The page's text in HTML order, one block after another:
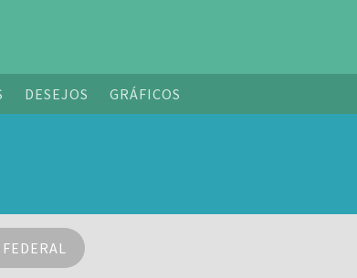
DESEJOS GRÁFICOS
FEDERAL